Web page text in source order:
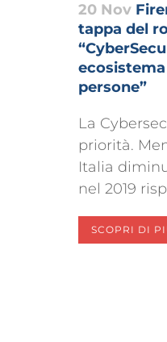
20 Nov
tappa del
persone”
La
priorità.
Italia
nel 2019
SCOPRI DI